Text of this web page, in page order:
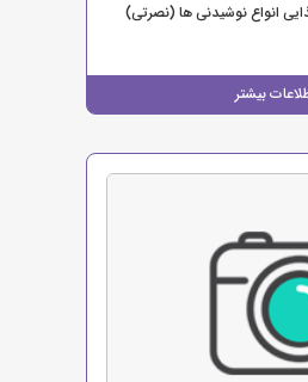
بیشتر
انواع نوشیدنی ها (نصرتی)